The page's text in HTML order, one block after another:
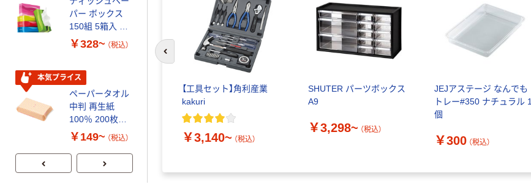
【工具セット】角利産業
kakuri
￥3,140~ （税込）
SHUTER パーツボックス
A9
￥3,298~ （税込）
JEJアステージ なんでも
トレー#350 ナチュラル 1
個
￥300 （税込）
前のスライドへ
パー ボックス
150組 5箱入 ア
スクル スマート
証
￥328~ （税込）
本気プライス
ペーパータオル
中判 再生紙
100％ 200枚
FSC認証 シング
企画 オリジナル
￥149~ （税込）
パー シングル
120ｍ 再生紙
100% 6ロール
リサイクル100
芯あり FSC認
￥470~ （税込）
アスクル プラ
スチックグロー
ブ 薄手 粉な
し（パウダーフ
リー）
￥298~ （税込）
サントリー 天然
水 ミネラルウォ
ーター ペットボ
トル
￥686~ （税込）
本気プライス
ップ
ファーストレイ
ト ニトリルグ
ローブ ブル
ー 粉なし（パ
￥698~
アスクル 検査用
ディスポパンツ